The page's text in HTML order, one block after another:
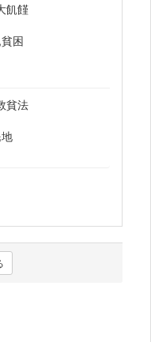
飢饉
困
貧法